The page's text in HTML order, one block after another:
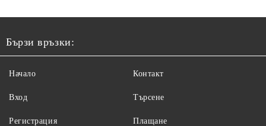
Бързи връзки:
Начало
Вход
Регистрация
Контакт
Търсене
Плащане